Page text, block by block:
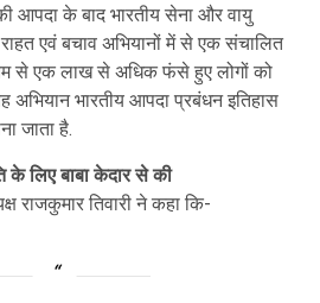
आपदा के बाद भारतीय सेना और वायु
एवं बचाव अभियानों में से एक संचालित
से एक लाख से अधिक फंसे हुए लोगों को
अभियान भारतीय आपदा प्रबंधन इतिहास
जाता है.
के लिए बाबा केदार से की
राजकुमार तिवारी ने कहा कि-